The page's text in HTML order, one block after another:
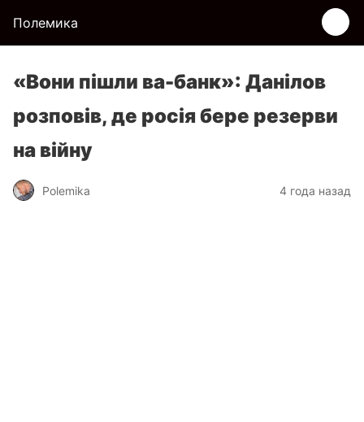
Полемика
«Вони пішли ва-банк»: Данілов
розповів, де росія бере резерви
на війну
Polemika 4 года назад